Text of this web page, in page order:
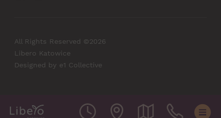
All Rights Reserved ©2026
Libero Katowice
Designed by e1 Collective